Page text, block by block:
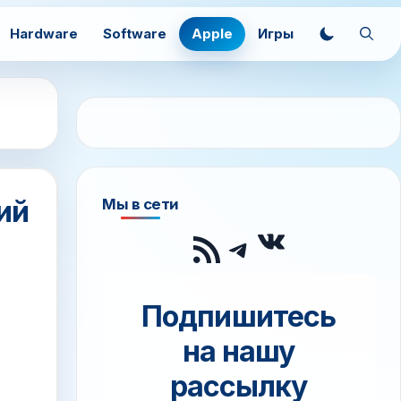
Hardware Software Apple Игры
Мы в сети
RSS-лента
Telegram
Подпишитесь
на нашу
рассылку